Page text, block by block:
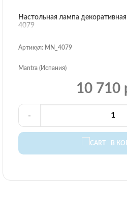
Настольная лампа
4079
Артикул: MN_4079
Mantra (Испания)
10 710
В
-